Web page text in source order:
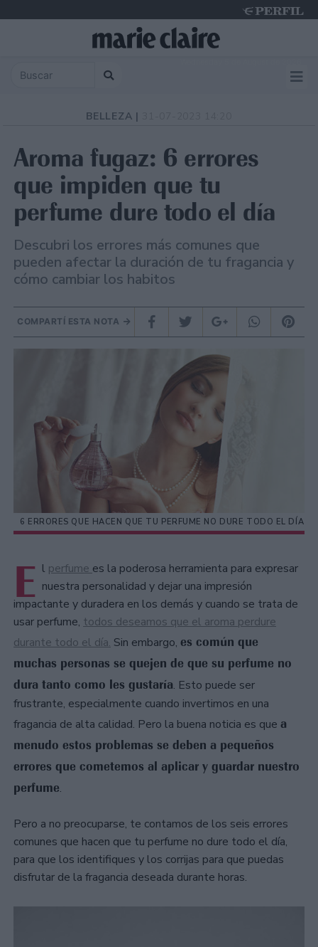
BELLEZA |
Aroma fugaz: 6 errores
que impiden que tu
perfume dure todo el día
Descubri los errores más comunes que
pueden afectar la duración de tu fragancia y
cómo cambiar los habitos
COMPARTÍ ESTA NOTA
6 ERRORES QUE HACEN QUE TU PERFUME NO DURE TODO EL DÍA
E l perfume es la poderosa herramienta para expresar
nuestra personalidad y dejar una impresión
impactante y duradera en los demás y cuando se trata de
usar perfume, todos deseamos que el aroma perdure
durante todo el día. Sin embargo, es común que
muchas personas se quejen de que su perfume no
dura tanto como les gustaría. Esto puede ser
frustrante, especialmente cuando invertimos en una
fragancia de alta calidad. Pero la buena noticia es que a
menudo estos problemas se deben a pequeños
errores que cometemos al aplicar y guardar nuestro
perfume.
Pero a no preocuparse, te contamos de los seis errores
comunes que hacen que tu perfume no dure todo el día,
para que los identifiques y los corrijas para que puedas
disfrutar de la fragancia deseada durante horas.